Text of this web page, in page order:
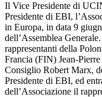
Il Vice Presidente di
Presidente di EBI,
in Europa, in data 9
dell’Assemblea
rappresentanti della
Francia (FIN) Jean-
Consiglio Robert Marx,
Presidente di EBI, ed
dell’Associazione il